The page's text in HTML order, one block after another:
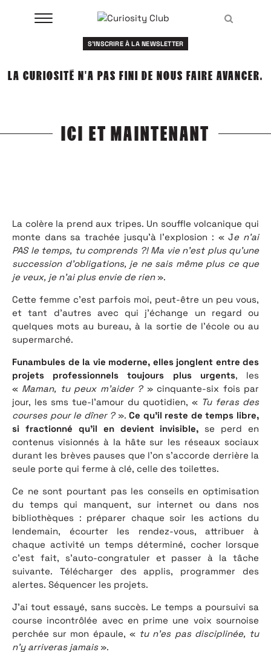
S'INSCRIRE À LA NEWSLETTER
LA CURIOSITÉ N'A PAS FINI DE NOUS FAIRE AVANCER.
ICI ET MAINTENANT
La colère la prend aux tripes. Un souffle volcanique qui
monte dans sa trachée jusqu’à l’explosion : « Je n’ai
PAS le temps, tu comprends ?! Ma vie n’est plus qu’une
succession d’obligations, je ne sais même plus ce que
je veux, je n’ai plus envie de rien ».
Cette femme c’est parfois moi, peut-être un peu vous,
et tant d’autres avec qui j’échange un regard ou
quelques mots au bureau, à la sortie de l’école ou au
supermarché.
Funambules de la vie moderne, elles jonglent entre des
projets
professionnels toujours plus urgents, les
« Maman, tu peux m’aider ? » cinquante-six fois par
jour, les sms tue-l’amour du quotidien, « Tu feras des
courses pour le dîner ? ».Ce qu’il reste de temps libre,
si fractionné qu’il en devient invisible, se perd en
contenus visionnés à la hâte sur les réseaux sociaux
durant les brèves pauses que l’on s’accorde derrière la
seule porte qui ferme à clé, celle des toilettes.
Ce ne sont pourtant pas les conseils en optimisation
du temps qui manquent, sur internet ou dans nos
bibliothèques : préparer chaque soir les actions du
lendemain, écourter les rendez-vous, attribuer à
chaque activité un temps déterminé, cocher lorsque
c’est fait, s’auto-congratuler et passer à la tâche
suivante. Télécharger des applis, programmer des
alertes. Séquencer les projets.
J’ai tout essayé, sans succès. Le temps a poursuivi sa
course incontrôlée avec en prime une voix sournoise
perchée sur mon épaule, « tu n’es pas disciplinée, tu
n’y arriveras jamais ».